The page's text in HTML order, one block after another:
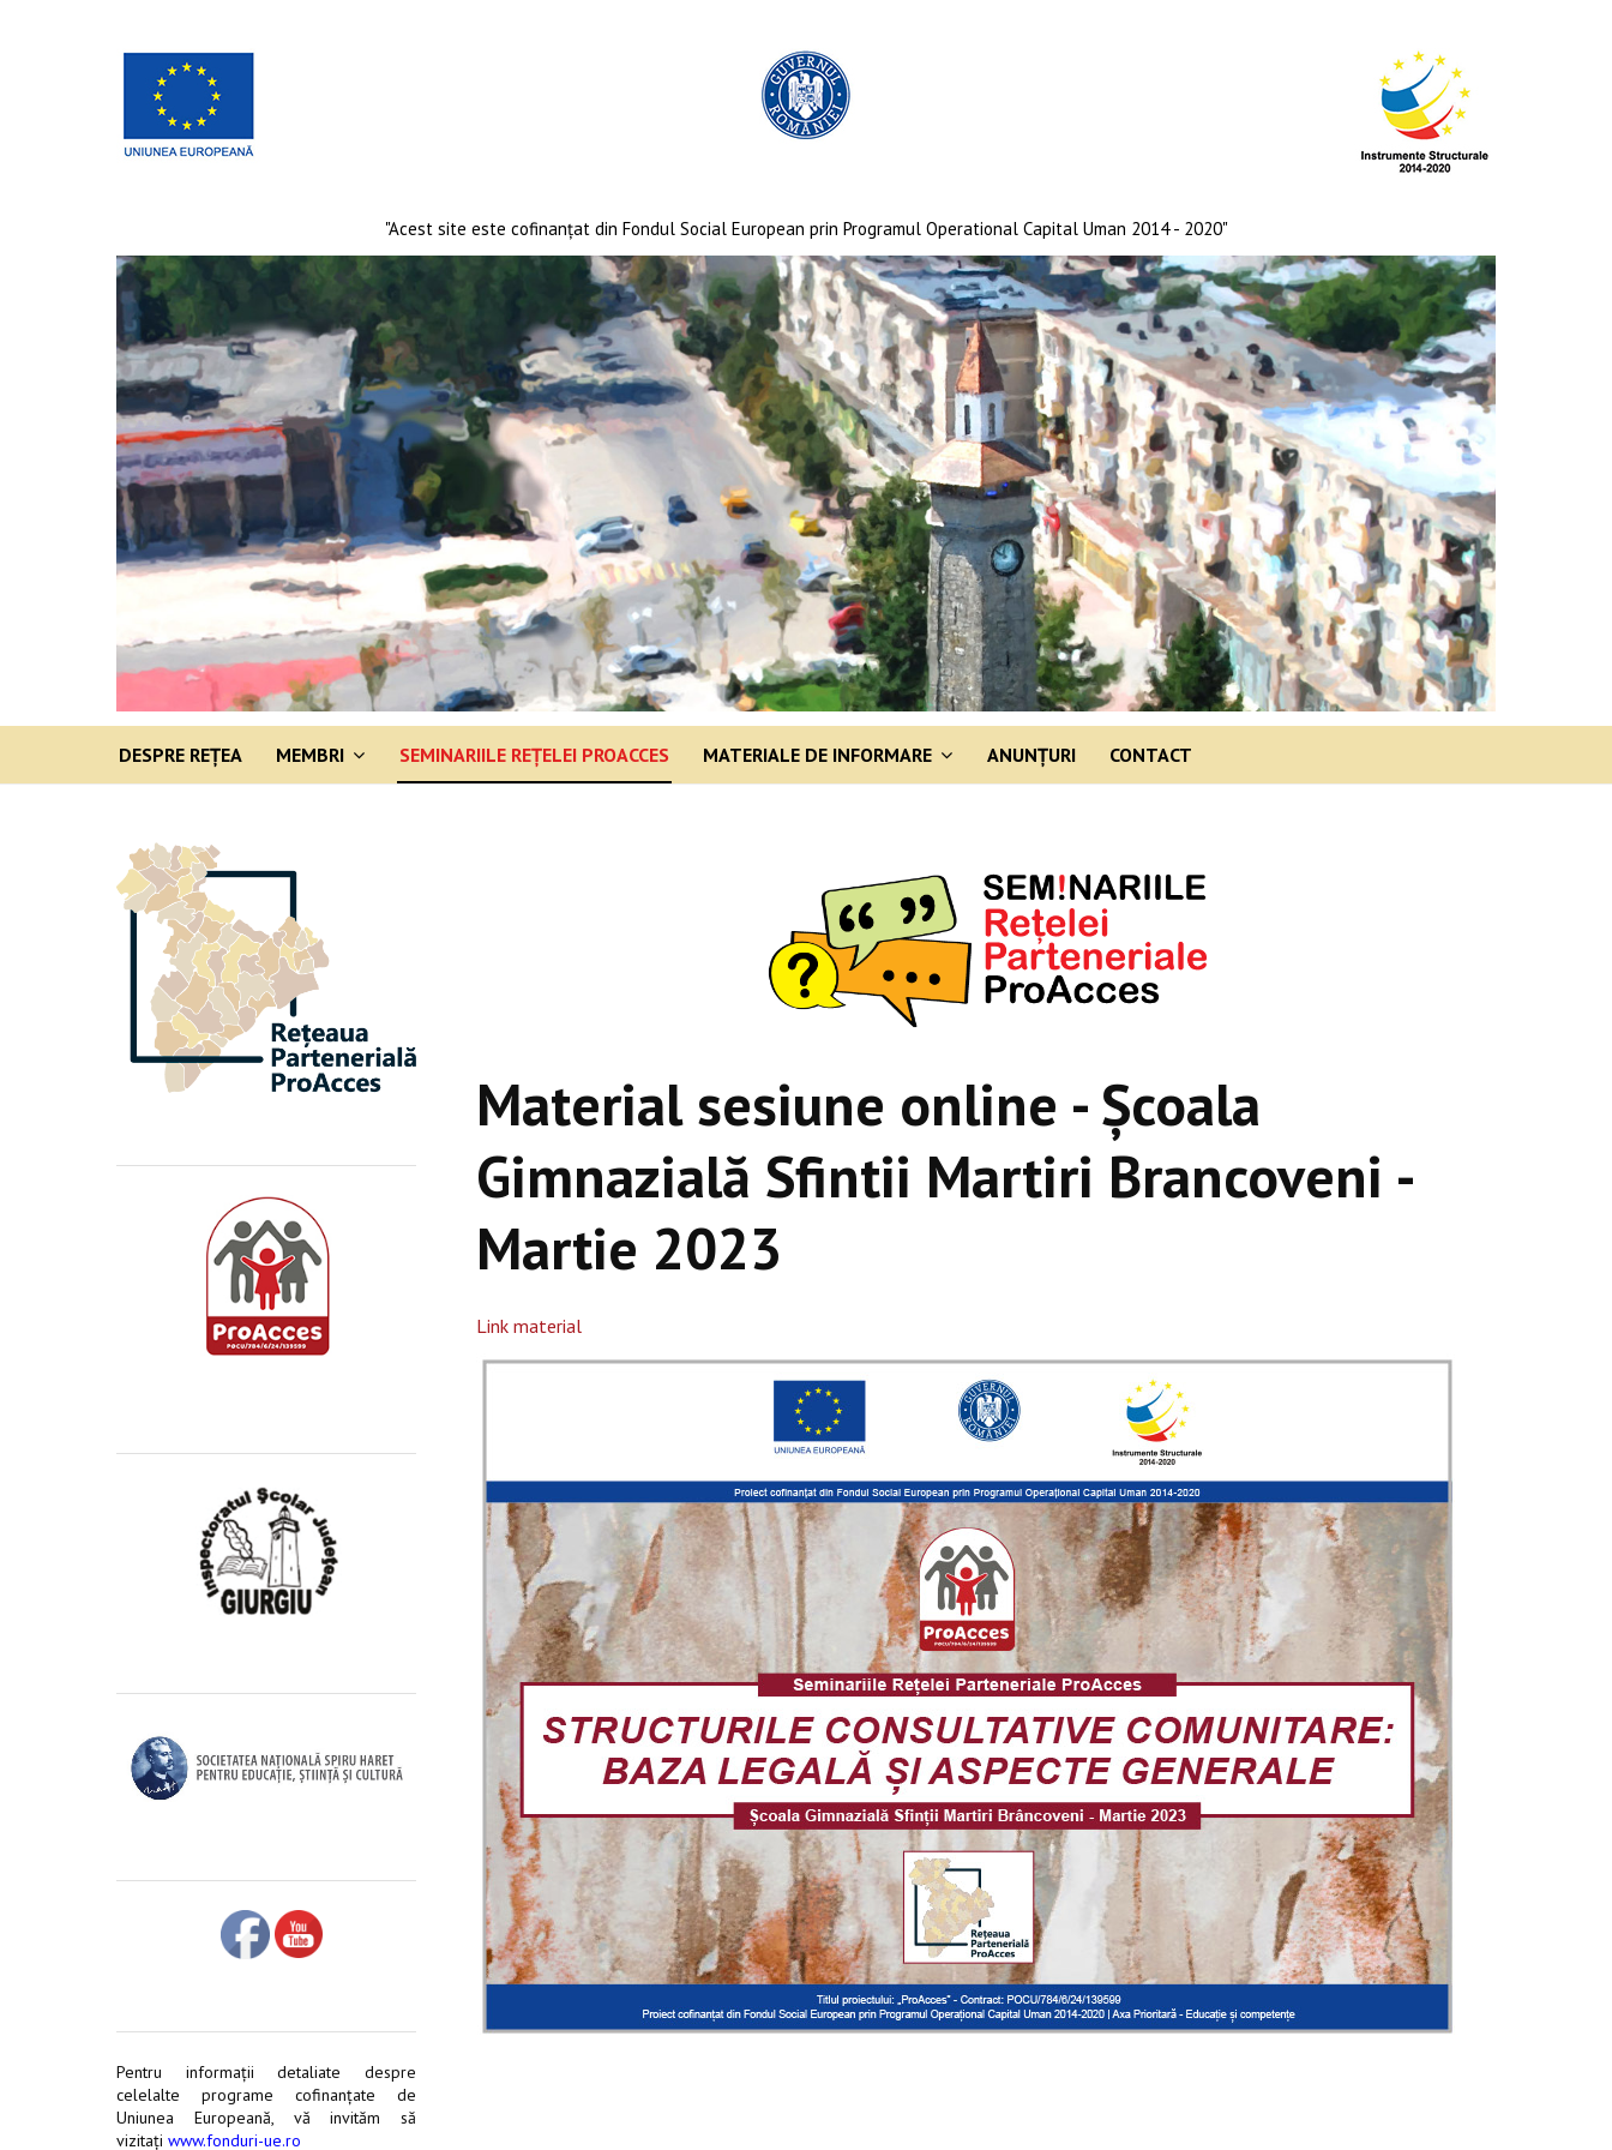
"Acest site este cofinanţat din Fondul Social European prin Programul Operational Capital Uman 2014 - 2020"
DESPRE REȚEA MEMBRI SEMINARIILE REȚELEI PROACCES MATERIALE DE INFORMARE ANUNŢURI CONTACT
Material sesiune online - Școala
Gimnazială Sfintii Martiri Brancoveni -
Martie 2023
Link material
Pentru informaţii detaliate despre
celelalte programe cofinanţate de
Uniunea Europeană, vă invităm să
vizitaţi www.fonduri-ue.ro